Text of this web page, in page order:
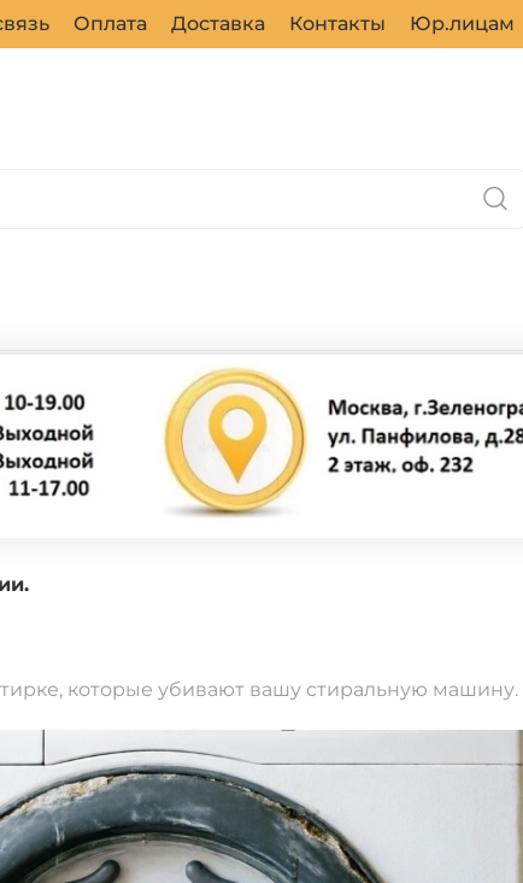
Оплата Доставка Контакты Юр.лицам
по России.
которые убивают вашу стиральную машину.